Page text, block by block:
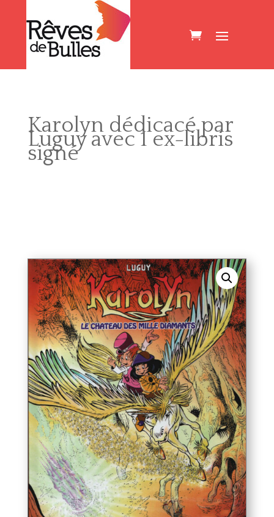
Karolyn dédicacé par
Luguy avec 1 ex-libris
signé